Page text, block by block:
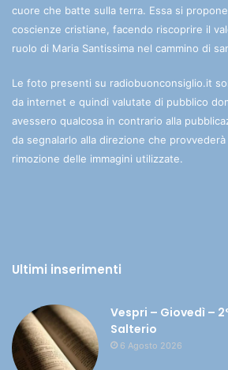
cuore che batte sulla terra. Essa si
coscienze cristiane, facendo riscoprire il
ruolo di Maria Santissima nel cammino di
Le foto presenti su radiobuonconsiglio.it
da internet e quindi valutate di pubblico
avessero qualcosa in contrario alla
da segnalarlo alla direzione che
rimozione delle immagini utilizzate.
Ultimi inserimenti
Vespri – Giovedì –
Salterio
6 Agosto 2026